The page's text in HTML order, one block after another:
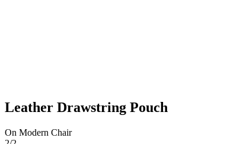
Leather Drawstring Pouch
On Modern Chair